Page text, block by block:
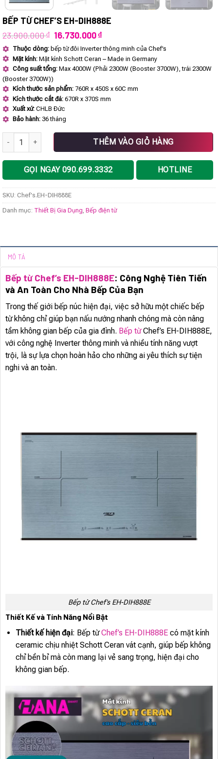
BẾP TỪ CHEF’S EH-DIH888E
23.900.000₫ Giá
gốc
là:
23.900.000 ₫.
16.730.000₫Giá
hiện
tại
là:
16.730.000 ₫.
Thuộc dòng: bếp từ đôi Inverter thông minh của Chef’s
Mặt kính: Mặt kính Schott Ceran – Made in Germany
Công suất tổng: Max 4000W (Phải 2300W (Booster 3700W), trái 2300W
(Booster 3700W))
Kích thước sản phẩm: 760R x 450S x 60C mm
Kích thước cắt đá: 670R x 370S mm
Xuất xứ: CHLB Đức
Bảo hành: 36 tháng
Bếp từ Chef's EH-DIH888E số lượngTHÊM VÀO GIỎ HÀNG
GỌI NGAY 090.699.3332 HOTLINE
SKU: Chef's.EH-DIH888E
Danh mục: Thiết Bị Gia Dụng Bếp điện từ
MÔ TẢ
Bếp từ Chef’s EH-DIH888E: Công Nghệ Tiên Tiến
và An Toàn Cho Nhà Bếp Của Bạn
Trong thế giới bếp núc hiện đại, việc sở hữu một chiếc bếp
từ không chỉ giúp bạn nấu nướng nhanh chóng mà còn nâng
tầm không gian bếp của gia đình. Bếp từChef’s EH-DIH888E,
với công nghệ Inverter thông minh và nhiều tính năng vượt
trội, là sự lựa chọn hoàn hảo cho những ai yêu thích sự tiện
nghi và an toàn.
Bếp từ Chef’s EH-DIH888E
Thiết Kế và Tính Năng Nổi Bật
Thiết kế hiện đại: Bếp từChef’s EH-DIH888Ecó mặt kính
ceramic chịu nhiệt Schott Ceran vát cạnh, giúp bếp không
chỉ bền bỉ mà còn mang lại vẻ sang trọng, hiện đại cho
không gian bếp.